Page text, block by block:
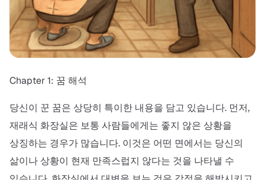
Chapter 1: 꿈 해석
당신이 꾼 꿈은 상당히 특이한 내용을 담고 있습니다. 먼저,
재래식 화장실은 보통 사람들에게는 좋지 않은 상황을
상징하는 경우가 많습니다. 이것은 어떤 면에서는 당신의
삶이나 상황이 현재 만족스럽지 않다는 것을 나타낼 수